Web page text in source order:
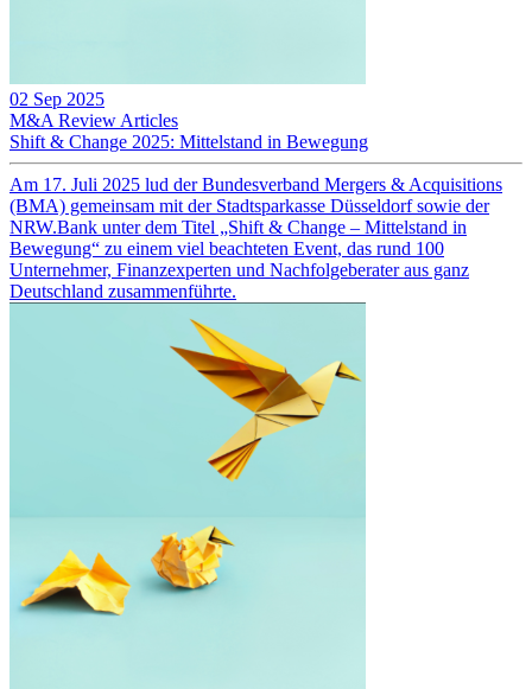
02 Sep 2025
M&A Review Articles
Shift & Change 2025: Mittelstand in Bewegung
Am 17. Juli 2025 lud der Bundesverband Mergers & Acquisitions
(BMA) gemeinsam mit der Stadtsparkasse Düsseldorf sowie der
NRW.Bank unter dem Titel „Shift & Change – Mittelstand in
Bewegung“ zu einem viel beachteten Event, das rund 100
Unternehmer, Finanzexperten und Nachfolgeberater aus ganz
Deutschland zusammenführte.